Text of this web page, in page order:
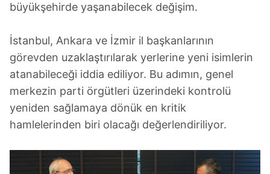
büyükşehirde yaşanabilecek değişim.
İstanbul, Ankara ve İzmir il başkanlarının
görevden uzaklaştırılarak yerlerine yeni isimlerin
atanabileceği iddia ediliyor. Bu adımın, genel
merkezin parti örgütleri üzerindeki kontrolü
yeniden sağlamaya dönük en kritik
hamlelerinden biri olacağı değerlendiriliyor.